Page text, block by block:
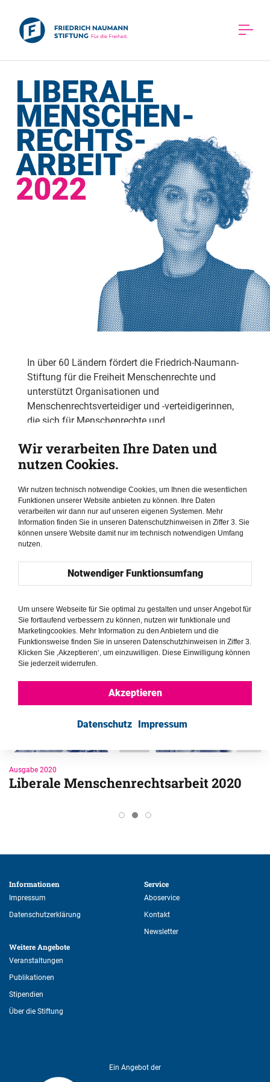
In über 60 Ländern fördert die Friedrich-Naumann-
Stiftung für die Freiheit Menschenrechte und
unterstützt Organisationen und
Menschenrechtsverteidiger und -verteidigerinnen,
die sich für Menschenrechte und
Liberale Menschenrechtsarbeit der Stiftung im
Jahr 2022 bietet dieser Bericht.
Jetzt lesen
Vorherige Ausgaben
Ausgabe 2020
Liberale Menschenrechtsarbeit 2020
Informationen
Impressum
Datenschutzerklärung
Weitere Angebote
Veranstaltungen
Publikationen
Stipendien
Über die Stiftung
Service
Aboservice
Kontakt
Newsletter
Ein Angebot der
Wir verarbeiten Ihre Daten und
nutzen Cookies.
Wir nutzen technisch notwendige Cookies, um Ihnen die wesentlichen
Funktionen unserer Website anbieten zu können. Ihre Daten
verarbeiten wir dann nur auf unseren eigenen Systemen. Mehr
Information finden Sie in unseren Datenschutzhinweisen in Ziffer 3. Sie
können unsere Website damit nur im technisch notwendigen Umfang
nutzen.
Notwendiger Funktionsumfang
Um unsere Webseite für Sie optimal zu gestalten und unser Angebot für
Sie fortlaufend verbessern zu können, nutzen wir funktionale und
Marketingcookies. Mehr Information zu den Anbietern und die
Funktionsweise finden Sie in unseren Datenschutzhinweisen in Ziffer 3.
Klicken Sie ‚Akzeptieren‘, um einzuwilligen. Diese Einwilligung können
Sie jederzeit widerrufen.
Akzeptieren
Datenschutz Impressum